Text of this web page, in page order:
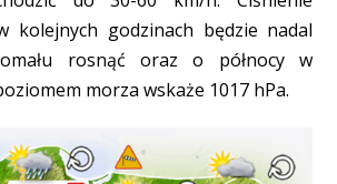
kolejnych godzinach będzie nadal
rosnąć oraz o północy w
morza wskaże 1017 hPa.